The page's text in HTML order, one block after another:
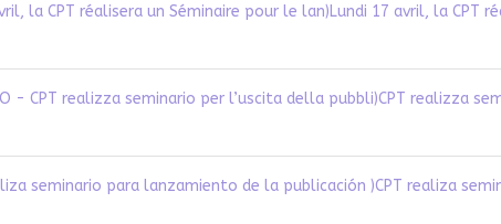
Lundi 17 avril, la CPT
CPT realizza
CPT realiza